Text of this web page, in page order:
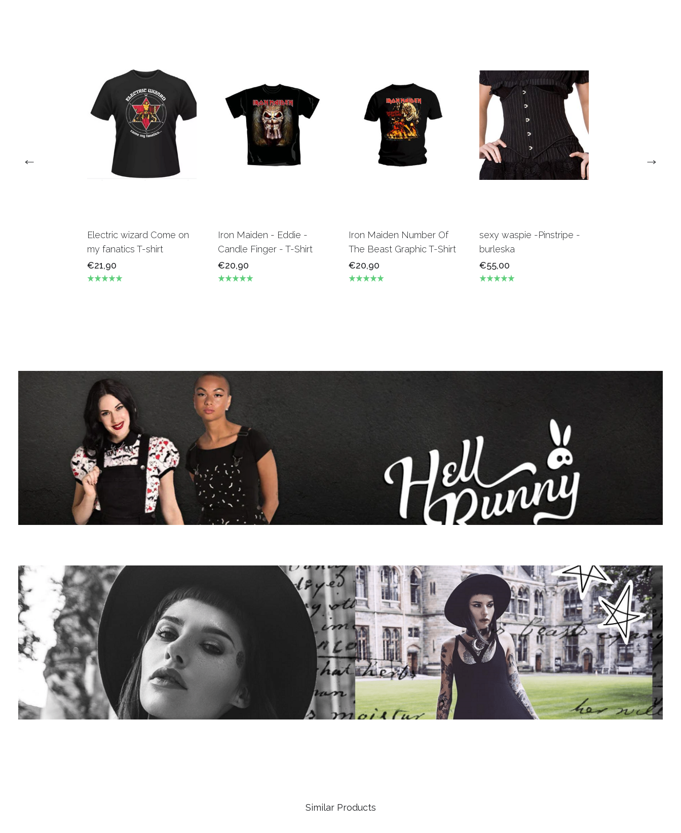
Electric wizard Come on
my fanatics T-shirt
€21,90
Iron Maiden - Eddie -
Candle Finger - T-Shirt
€20,90
Iron Maiden Number Of
The Beast Graphic T-Shirt
€20,90
sexy waspie -Pinstripe -
burleska
€55,00
Similar Products